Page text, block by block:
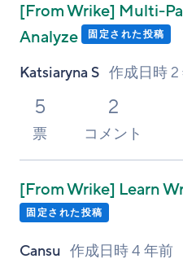
[From Wrike] Multi-
Analyze
固定された投稿
Katsiaryna S 作成日時2
5
票
2
コメント
[From Wrike] Learn
固定された投稿
Cansu 作成日時4 年前